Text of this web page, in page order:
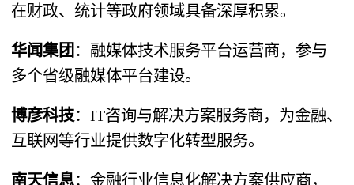
在财政、统计等政府领域具备深厚积累。
华闻集团 ​：融媒体技术服务平台运营商，参与
多个省级融媒体平台建设。
博彦科技​：IT咨询与解决方案服务商，为金融、
互联网等行业提供数字化转型服务。
南天信息​：金融行业信息化解决方案供应商，